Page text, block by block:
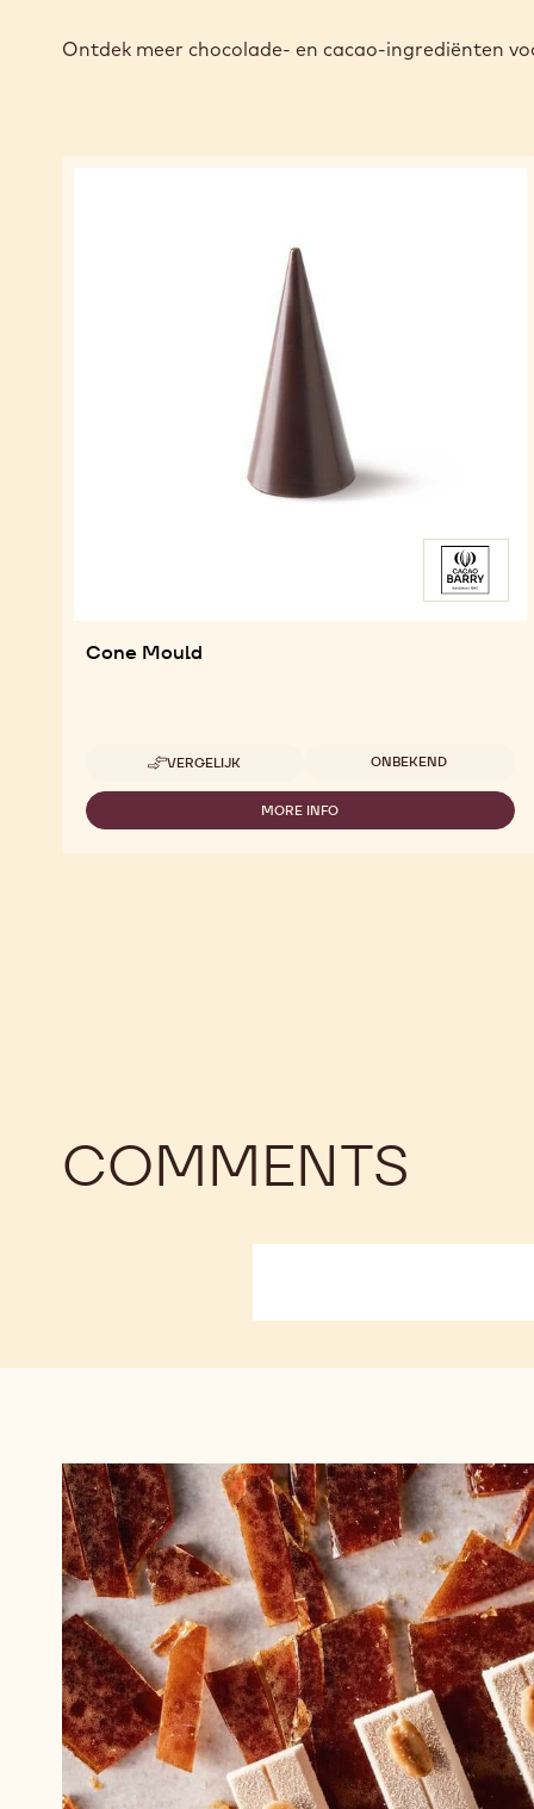
Ontdek meer chocolade- en cacao-ingrediënten
Cone Mould
VERGELIJK
-
CONE
Beschikbare maten
ONBEKEND
MORE INFO
-
COMMENTS